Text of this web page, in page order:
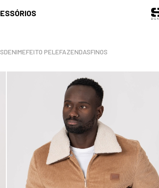
DENIMEFEITO PELEFAZENDASFINOS